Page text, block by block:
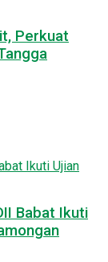
Perkuat
Babat Ikuti